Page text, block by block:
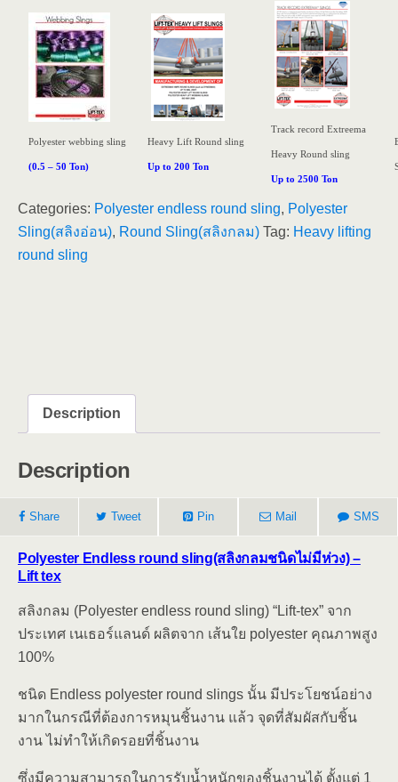
Polyester webbing sling
(0.5 – 50 Ton)
Heavy Lift Round sling
Up to 200 Ton
Track record Extreema
Heavy Round sling
Up to 2500 Ton
Categories: Polyester endless round sling, Polyester
Sling(สลิงอ่อน), Round Sling(สลิงกลม) Tag: Heavy lifting
round sling
Description
Description
Share Tweet Pin Mail SMS
Polyester Endless round sling(สลิงกลมชนิดไม่มีห่วง) –
Lift tex
สลิงกลม (Polyester endless round sling) “Lift-tex” จาก
ประเทศ เนเธอร์แลนด์ ผลิตจาก เส้นใย polyester คุณภาพสูง
100%
ชนิด Endless polyester round slings นั้น มีประโยชน์อย่าง
มากในกรณีที่ต้องการหมุนชิ้นงาน แล้ว จุดที่สัมผัสกับชิ้น
งาน ไม่ทำให้เกิดรอยที่ชิ้นงาน
ซึ่งมีความสามารถในการรับน้ำหนักของชิ้นงานได้ ตั้งแต่ 1